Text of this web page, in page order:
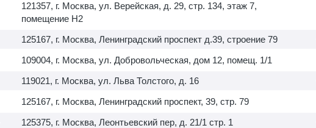
121357, г. Москва, ул. Верейская, д. 29, стр. 134, этаж 7,
помещение H2
125167, г. Москва, Ленинградский проспект д.39, строение 79
109004, г. Москва, ул. Добровольческая, дом 12, помещ. 1/1
119021, г. Москва, ул. Льва Толстого, д. 16
125167, г. Москва, Ленинградский проспект, 39, стр. 79
125375, г. Москва, Леонтьевский пер, д. 21/1 стр. 1